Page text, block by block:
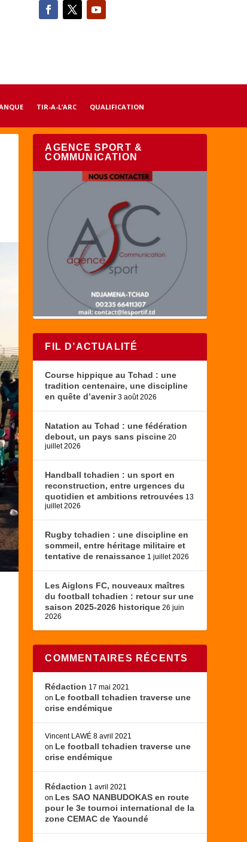
TIR-A-L’ARC QUALIFICATION
AGENCE SPORT &
COMMUNICATION
FIL D’ACTUALITÉ
Course hippique au Tchad : une
tradition centenaire, une discipline
en quête d’avenir 3 août 2026
Natation au Tchad : une fédération
debout, un pays sans piscine 20
juillet 2026
Handball tchadien : un sport en
reconstruction, entre urgences du
quotidien et ambitions retrouvées 13
juillet 2026
Rugby tchadien : une discipline en
sommeil, entre héritage militaire et
tentative de renaissance 1 juillet 2026
Les Aiglons FC, nouveaux maîtres
du football tchadien : retour sur une
saison 2025-2026 historique 26 juin
2026
COMMENTAIRES RÉCENTS
Rédaction 17 mai 2021
on Le football tchadien traverse une
crise endémique
Vincent LAWÉ 8 avril 2021
on Le football tchadien traverse une
crise endémique
Rédaction 1 avril 2021
on Les SAO NANBUDOKAS en route
pour le 3e tournoi international de la
zone CEMAC de Yaoundé